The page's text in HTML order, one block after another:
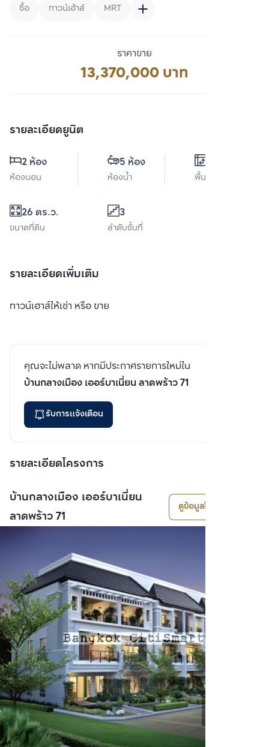
ซื้อ ทาวน์เฮ้าส์ MRT
ราคาขาย
13,370,000 บาท
รายละเอียดยูนิต
2 ห้อง
ห้องนอน
5 ห้อง
ห้องน้ำ พื้นที่ใช้สอย
26 ตร.ว.
ขนาดที่ดิน
3
ลำดับชั้นที่
รายละเอียดเพิ่มเติม
ทาวน์เฮาส์ให้เช่า หรือ ขาย
คุณจะไม่พลาด หากมีประกาศรายการใหม่ใน
บ้านกลางเมือง เออร์บาเนี่ยน ลาดพร้าว 71
รับการแจ้งเตือน
รายละเอียดโครงการ
บ้านกลางเมือง เออร์บาเนี่ยน
ลาดพร้าว 71
ดูข้อมูลโครงการ